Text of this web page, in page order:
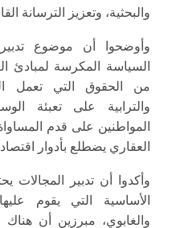
والبحثية، وتعزيز الترسانة
وأوضحوا أن موضوع
السياسة المكرسة لمبادئ
من الحقوق التي تعمل
والترابية على تعبئة
المواطنين على قدم
العقاري يضطلع بأدوار
وأكدوا أن تدبير المجالات
الأساسية التي يقوم
والغابوي، مبرزين أن